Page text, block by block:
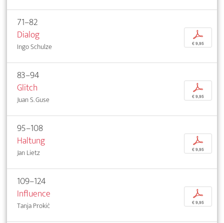
71–82
Dialog
Ingo Schulze
p
€ 9,95
83–94
Glitch
Juan S. Guse
p
€ 9,95
95–108
Haltung
Jan Lietz
p
€ 9,95
109–124
Influence
Tanja Prokić
p
€ 9,95